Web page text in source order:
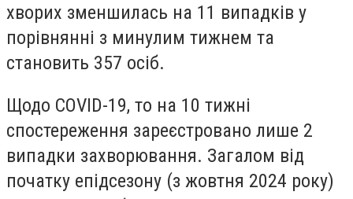
хворих зменшилась на 11 випадків у
порівнянні з минулим тижнем та
становить 357 осіб.
Щодо COVID-19, то на 10 тижні
спостереження зареєстровано лише 2
випадки захворювання. Загалом від
початку епідсезону (з жовтня 2024 року)